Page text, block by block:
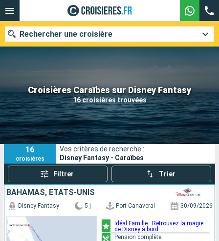
Croisières Caraïbes sur Disney Fantasy
16 croisières trouvées
Rechercher une croisière
Nos destinations
Mois de départ
Ports Compagnies
Rechercher
16
croisières
Vos critères de recherche :
Disney Fantasy - Caraïbes
Filtrer Trier
BAHAMAS, ÉTATS-UNIS
Disney Fantasy 5 j Port Canaveral 30/09/2026
Idéal Famille : Retrouvez la magie
de Disney à bord
Pension complète